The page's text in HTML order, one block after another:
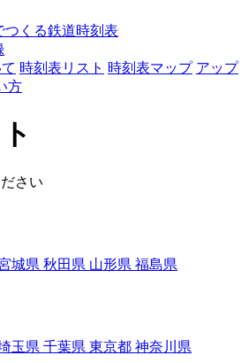
つくる鉄道時刻表
時刻表リスト 時刻表マップ アップ
方
さい
城県 秋田県 山形県 福島県
玉県 千葉県 東京都 神奈川県